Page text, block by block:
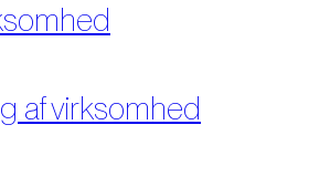
af virksomhed